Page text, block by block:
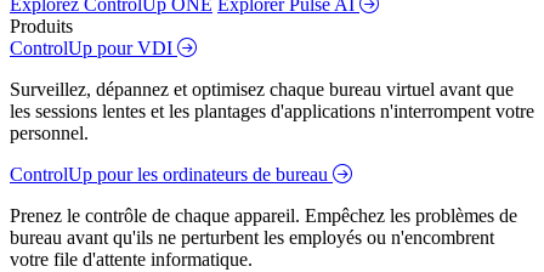
Explorez ControlUp ONE Explorer Pulse AI
Produits
ControlUp pour VDI
Surveillez, dépannez et optimisez chaque bureau virtuel avant que
les sessions lentes et les plantages d'applications n'interrompent votre
personnel.
ControlUp pour les ordinateurs de bureau
Prenez le contrôle de chaque appareil. Empêchez les problèmes de
bureau avant qu'ils ne perturbent les employés ou n'encombrent
votre file d'attente informatique.